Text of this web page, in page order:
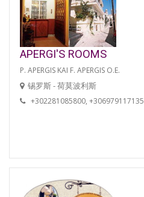
APERGI'S ROOMS
P. APERGIS KAI F. APERGIS O.E.
锡罗斯 - 荷莫波利斯
+302281085800, +306979117135